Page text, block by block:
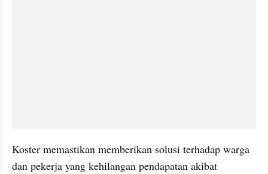
Koster memastikan memberikan solusi terhadap warga
dan pekerja yang kehilangan pendapatan akibat